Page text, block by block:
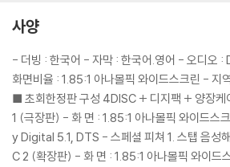
이겠다고 호언장담하지만 막상 왕 앞에서 공연
을 하지만 왕은 꿈쩍도 하지 않고... 바로 그 때
를 발휘해 특유의 앙칼진 연기를 선보이자 왕은
어버린다. 이들의 공연에 흡족한 왕은 궁 내에
련해 준다.
세 번째, 누군가의 목숨을 걸고 한판 놀아라!
사양
- 더빙 : 한국어 - 자막 : 한국어.영어 - 오디오
화면비율 : 1.85:1 아나몰픽 와이드스크린 - 지
■ 초회한정판 구성 4DISC + 디지팩 + 양장케
1 (극장판) - 화 면 : 1.85:1 아나몰픽 와이드스
y Digital 5.1, DTS - 스페셜 피쳐 1. 스탭 음성
C 2 (확장판) - 화 면 : 1.85:1 아나몰픽 와이드